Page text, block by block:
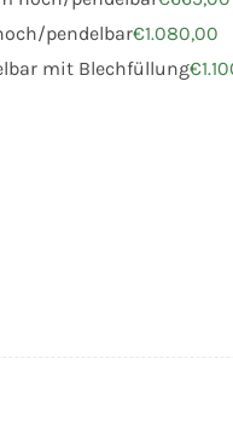
pendelbar€1.080,00
mit Blechfüllung€